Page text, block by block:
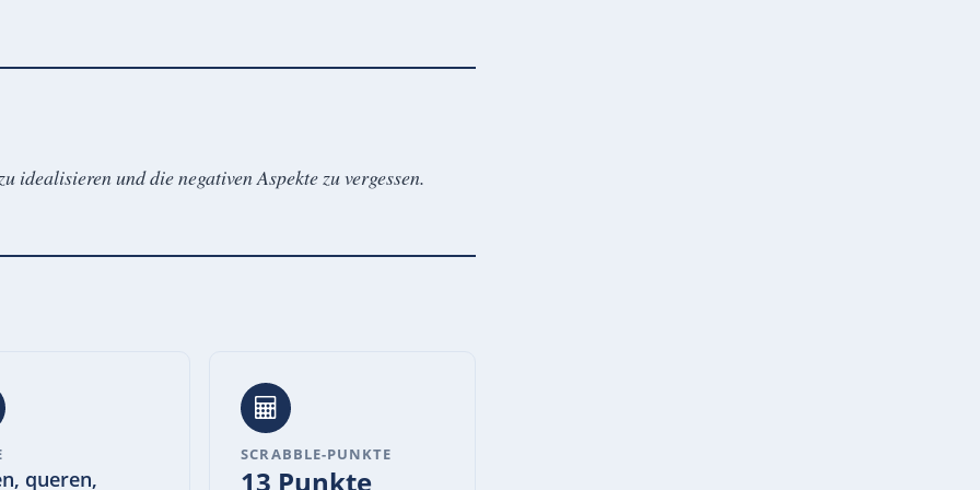
idealisieren und die negativen Aspekte zu vergessen.
queren,
SCRABBLE-PUNKTE
13 Punkte